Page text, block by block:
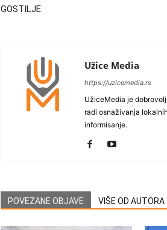
GOSTILJE
Užice Media
https://uzicemedia.rs
UžiceMedia je
radi osnaživanja
informisanje.
POVEZANE OBJAVE VIŠE OD AUTORA